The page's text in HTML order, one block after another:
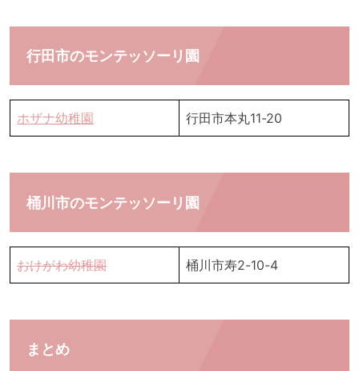
行田市のモンテッソーリ園
ホザナ幼稚園 行田市本丸11-20
桶川市のモンテッソーリ園
おけがわ幼稚園 桶川市寿2-10-4
まとめ